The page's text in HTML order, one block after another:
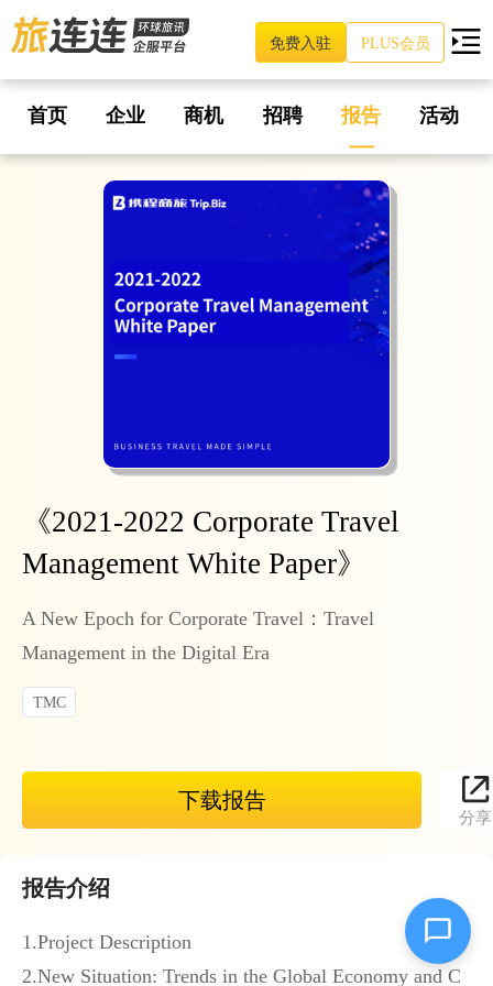
免费入驻 PLUS会员
首页 企业 商机 招聘 报告 活动
《2021-2022 Corporate Travel
Management White Paper》
A New Epoch for Corporate Travel：Travel
Management in the Digital Era
TMC
下载报告
分享
报告介绍
1.Project Description
2.New Situation: Trends in the Global Economy and C